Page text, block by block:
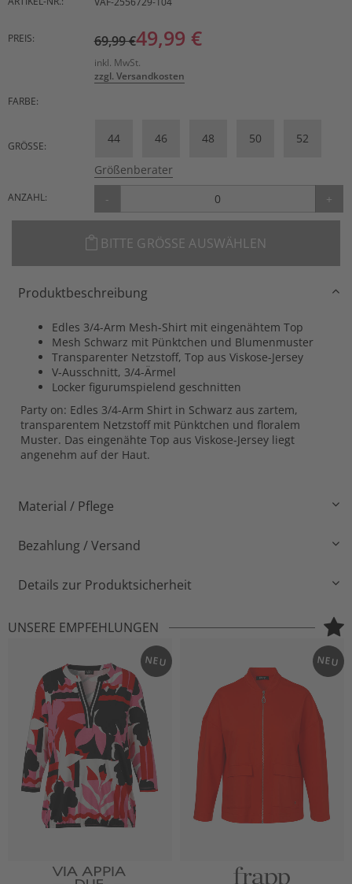
PREIS: 69,99 €49,99 €
inkl. MwSt.
zzgl. Versandkosten
FARBE:
GRÖSSE:
44 46 48 50 52
Größenberater
ANZAHL: - +
BITTE GRÖSSE AUSWÄHLEN
Produktbeschreibung
Edles 3/4-Arm Mesh-Shirt mit eingenähtem Top
Mesh Schwarz mit Pünktchen und Blumenmuster
Transparenter Netzstoff, Top aus Viskose-Jersey
V-Ausschnitt, 3/4-Ärmel
Locker figurumspielend geschnitten
Party on: Edles 3/4-Arm Shirt in Schwarz aus zartem,
transparentem Netzstoff mit Pünktchen und floralem
Muster. Das eingenähte Top aus Viskose-Jersey liegt
angenehm auf der Haut.
Material / Pflege
Bezahlung / Versand
Details zur Produktsicherheit
UNSERE EMPFEHLUNGEN
NEU NEU